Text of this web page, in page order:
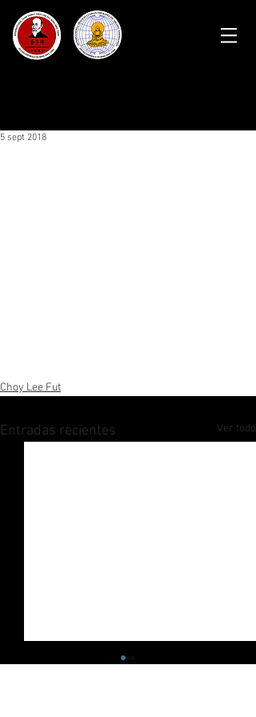
5 sept 2018
Choy Lee Fut
Entradas recientes Ver todo